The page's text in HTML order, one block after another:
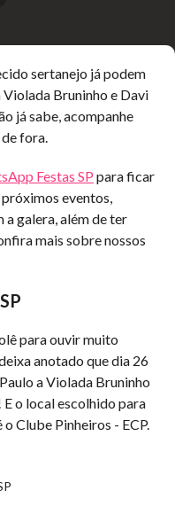
sertanejo já podem
Violada Bruninho e Davi
já sabe, acompanhe
fora.
Festas SP para ficar
eventos,
galera, além de ter
mais sobre nossos
para ouvir muito
anotado que dia 26
a Violada Bruninho
o local escolhido para
Clube Pinheiros - ECP.